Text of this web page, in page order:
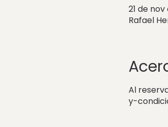
21 de nov
Rafael
Al
y-